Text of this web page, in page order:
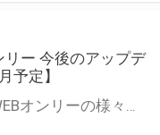
リー 今後のアップデ
予定】
とらのあなでは、WEBオンリーの様々な支援を実施しています。 今回は2021年9月に実装を予定しているアップデート情報についてご紹介いたします。 とらのあなWEBオンリーサイトはこちら